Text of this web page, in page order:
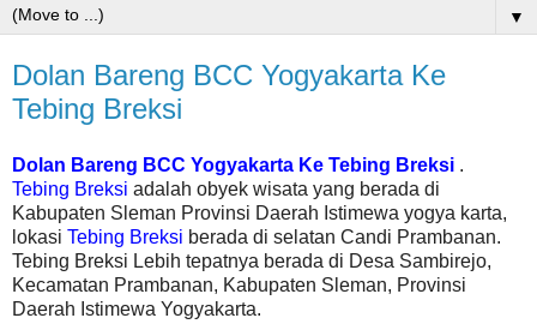
▼
Dolan Bareng BCC Yogyakarta Ke
Tebing Breksi
Dolan Bareng BCC Yogyakarta Ke Tebing Breksi .
Tebing Breksi adalah obyek wisata yang berada di
Kabupaten Sleman Provinsi Daerah Istimewa yogya karta,
lokasi Tebing Breksi berada di selatan Candi Prambanan.
Tebing Breksi Lebih tepatnya berada di Desa Sambirejo,
Kecamatan Prambanan, Kabupaten Sleman, Provinsi
Daerah Istimewa Yogyakarta.